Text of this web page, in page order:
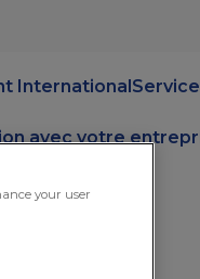
International
avec votre
your user